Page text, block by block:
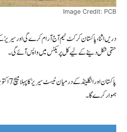
Image Credit: PCB
دریں اثنا، پاکستان کرکٹ ٹیم آج آرام کرے گی اور سیریز
حتمی شکل دینے کے لیے کل پریکٹس میں واپس آئے گی۔
ہموار کرے گا۔